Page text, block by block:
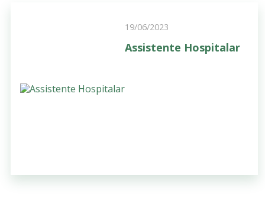
19/06/2023
Assistente Hospitalar